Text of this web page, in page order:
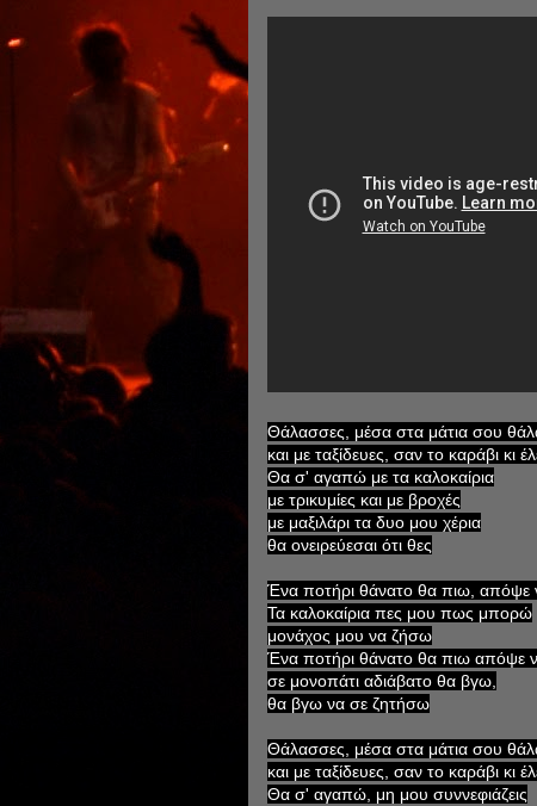
Θάλασσες, μέσα στα μάτια σου
και με ταξίδευες, σαν το καράβι κι
Θα σ' αγαπώ με τα καλοκαίρια
με τρικυμίες και με βροχές
με μαξιλάρι τα δυο μου χέρια
θα ονειρεύεσαι ότι θες
Ένα ποτήρι θάνατο θα πιω, απόψε
Τα καλοκαίρια πες μου πως μπορώ
μονάχος μου να ζήσω
Ένα ποτήρι θάνατο θα πιω απόψε
σε μονοπάτι αδιάβατο θα βγω,
θα βγω να σε ζητήσω
Θάλασσες, μέσα στα μάτια σου
και με ταξίδευες, σαν το καράβι κι
Θα σ' αγαπώ, μη μου συννεφιάζεις